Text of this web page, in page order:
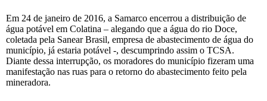
Em 24 de janeiro de 2016, a Samarco encerrou a distribuição de
água potável em Colatina – alegando que a água do rio Doce,
coletada pela Sanear Brasil, empresa de abastecimento de água do
município, já estaria potável -, descumprindo assim o TCSA.
Diante dessa interrupção, os moradores do município fizeram uma
manifestação nas ruas para o retorno do abastecimento feito pela
mineradora.